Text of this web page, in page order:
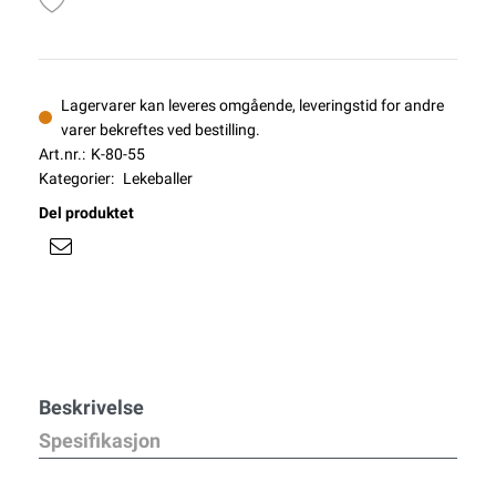
Lagervarer kan leveres omgående, leveringstid for andre
varer bekreftes ved bestilling.
Art.nr.: K-80-55
Kategorier: Lekeballer
Del produktet
Beskrivelse
Spesifikasjon